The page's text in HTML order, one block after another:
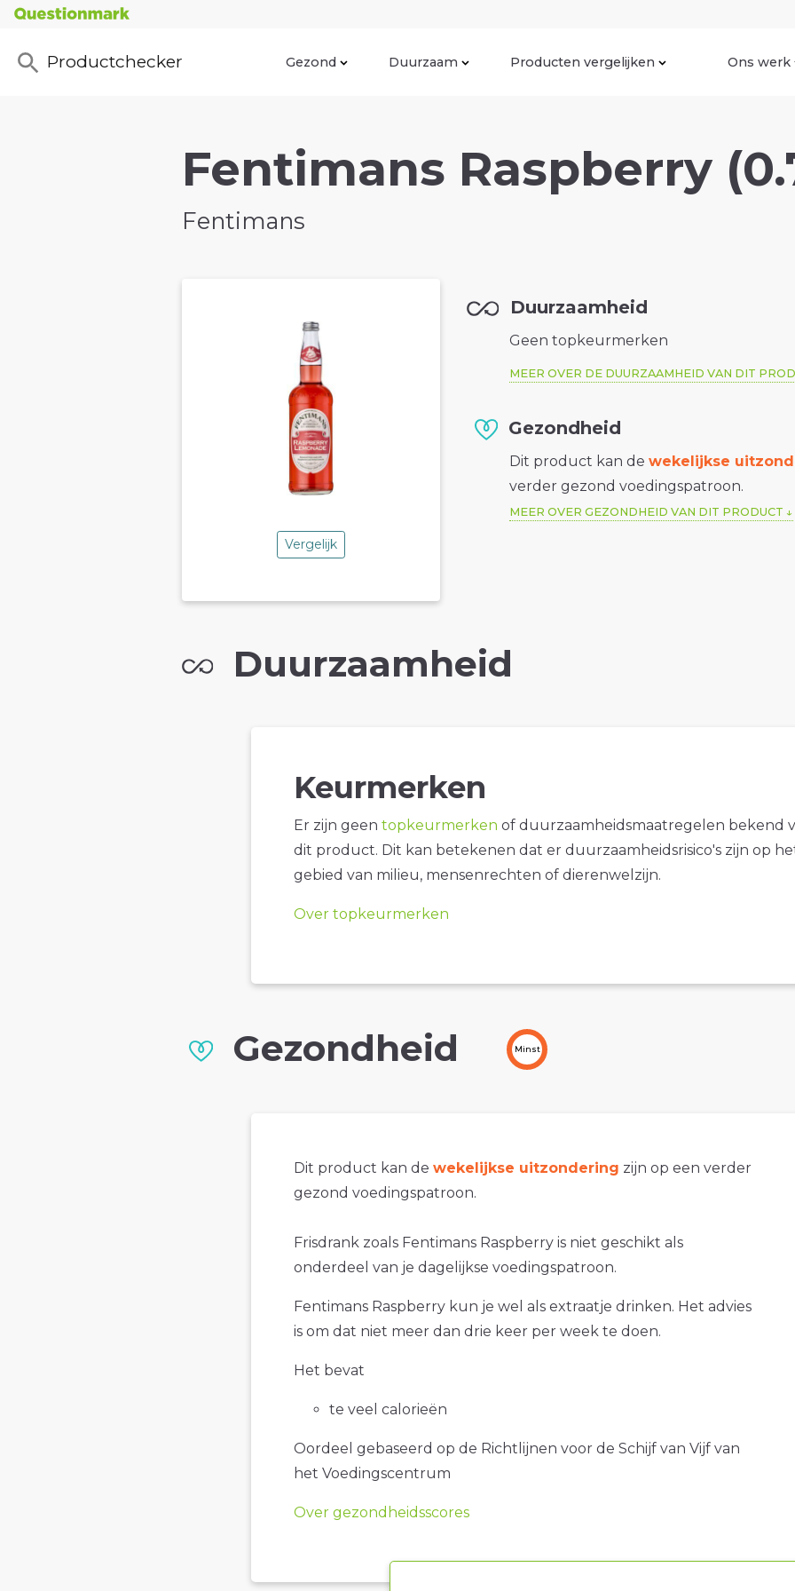
Productchecker Gezond Duurzaam Producten vergelijken Ons werk
Fentimans Raspberry
Fentimans
Vergelijk
Duurzaamheid
Geen topkeurmerken
MEER OVER DE DUURZAAMHEID VAN DIT
Gezondheid
Dit product kan dewekelijkse
verder gezond voedingspatroon.
MEER OVER GEZONDHEID VAN DIT PRODUCT
Duurzaamheid
Keurmerken
Er zijn geen topkeurmerken of duurzaamheidsmaatregelen bekend
dit product. Dit kan betekenen dat er duurzaamheidsrisico's zijn op
gebied van milieu, mensenrechten of dierenwelzijn.
Over topkeurmerken
Gezondheid Minst
Dit product kan de wekelijkse uitzondering zijn op een verder
gezond voedingspatroon.
Frisdrank zoals Fentimans Raspberry is niet geschikt als
onderdeel van je dagelijkse voedingspatroon.
Fentimans Raspberry kun je wel als extraatje drinken. Het advies
is om dat niet meer dan drie keer per week te doen.
Het bevat
te veel calorieën
Oordeel gebaseerd op de Richtlijnen voor de Schijf van Vijf van
het Voedingscentrum
Over gezondheidsscores